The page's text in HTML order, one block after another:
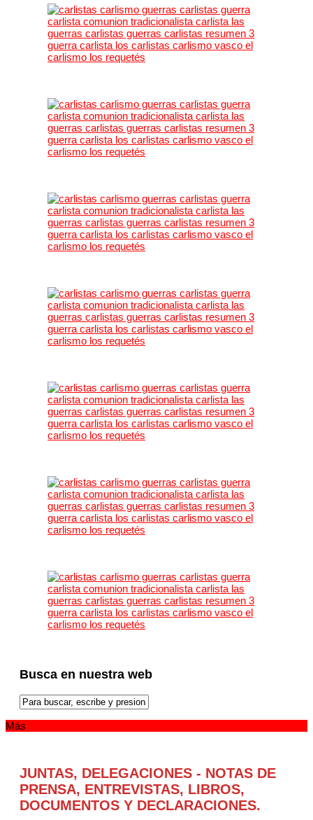
Busca en nuestra web
Más
JUNTAS, DELEGACIONES - NOTAS DE
PRENSA, ENTREVISTAS, LIBROS,
DOCUMENTOS Y DECLARACIONES.